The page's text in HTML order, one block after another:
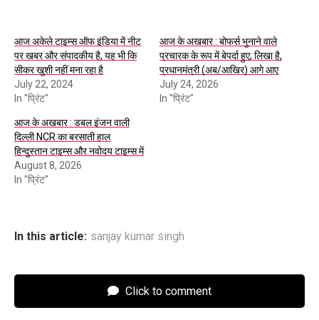
आज अकेले टाइम्स ऑफ इंडिया में नीट
पर खबर और संपादकीय है, यह भी कि
सीकर खुशी नहीं मना रहा है
July 22, 2024
In "प्रिंट"
आज के अखबार : बोफर्स भुनाने वाले
प्रचारक के रूप में बेपर्दा हुए; लिखा है,
प्रधानमंत्री (अब/आखिर) आगे आए
July 24, 2026
In "प्रिंट"
आज के अखबार : डबल इंजन वाली
दिल्ली NCR का बरसाती हाल
हिन्दुस्तान टाइम्स और नवोदय टाइम्स में
August 8, 2026
In "प्रिंट"
In this article: sanjay kumar singh
Click to comment